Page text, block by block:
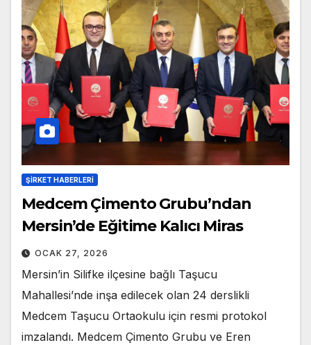
ŞIRKET HABERLERI
Medcem Çimento Grubu’ndan
Mersin’de Eğitime Kalıcı Miras
OCAK 27, 2026
Mersin’in Silifke ilçesine bağlı Taşucu
Mahallesi’nde inşa edilecek olan 24 derslikli
Medcem Taşucu Ortaokulu için resmi protokol
imzalandı. Medcem Çimento Grubu ve Eren